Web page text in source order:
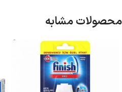
محصولات مشابه